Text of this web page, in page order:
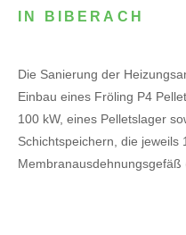
IN BIBERACH
Die Sanierung der
Einbau eines Fröling P4
100 kW, eines Pelletslager
Schichtspeichern, die jeweils
Membranausdehnungsgefäß